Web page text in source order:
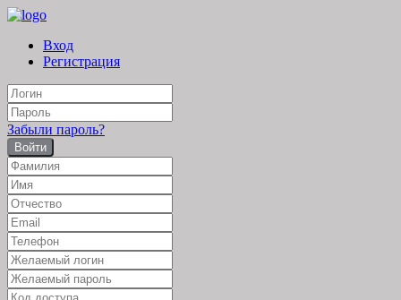
Вход
Регистрация
Забыли пароль?
Войти